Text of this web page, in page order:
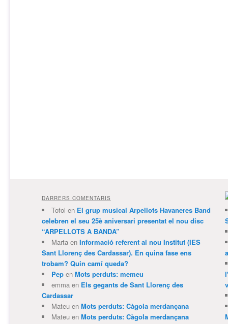
DARRERS COMENTARIS
Tofol en El grup musical Arpellots Havaneres Band
celebren el seu 25è aniversari presentat el nou disc
“ARPELLOTS A BANDA”
Martaen Informació referent al nou Institut (IES
Sant Llorenç des Cardassar). En quina fase ens
trobam? Quin camí queda?
Pepen Mots perduts: memeu
emmaen Els gegants de Sant Llorenç des
Cardassar
Mateuen Mots perduts: Càgola merdançana
Mateuen Mots perduts: Càgola merdançana